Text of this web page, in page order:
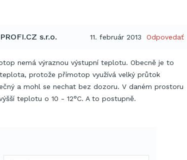
s.r.o. 11. február 2013 Odpovedať
nemá výraznou výstupní teplotu. Obecně je to
protože přímotop využívá velký průtok
a mohl se nechat bez dozoru. V daném prostoru
teplotu o 10 - 12°C. A to postupně.